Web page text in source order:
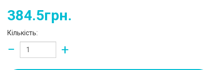
384.5грн.
Кількість:
− +